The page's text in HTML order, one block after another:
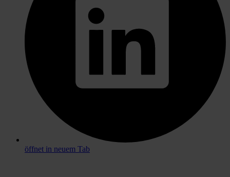
öffnet in neuem Tab